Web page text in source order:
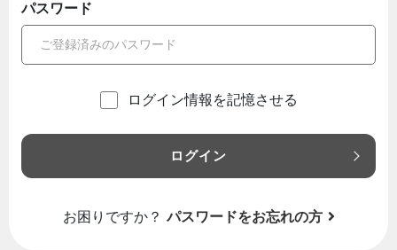
パスワード
ログイン情報を記憶させる
ログイン
お困りですか？ パスワードをお忘れの方